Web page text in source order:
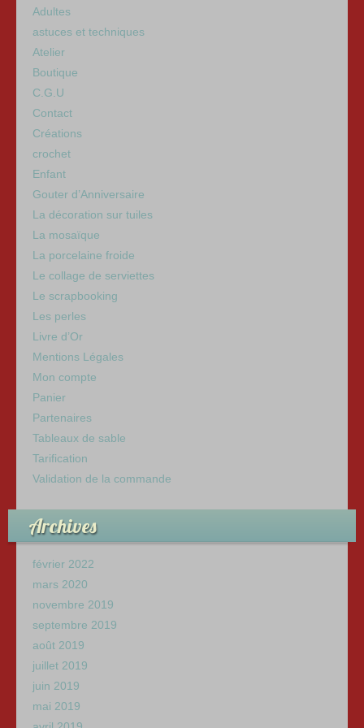
k
Adultes
astuces et techniques
Atelier
Boutique
C.G.U
Contact
Créations
crochet
Enfant
Gouter d’Anniversaire
La décoration sur tuiles
La mosaïque
La porcelaine froide
Le collage de serviettes
Le scrapbooking
Les perles
Livre d’Or
Mentions Légales
Mon compte
Panier
Partenaires
Tableaux de sable
Tarification
Validation de la commande
Archives
février 2022
mars 2020
novembre 2019
septembre 2019
août 2019
juillet 2019
juin 2019
mai 2019